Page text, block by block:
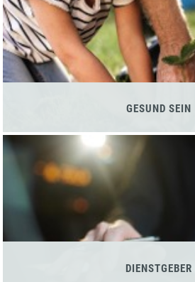
GESUND SEIN
DIENSTGEBER